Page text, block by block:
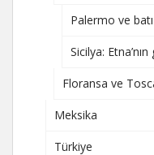
Palermo ve
Sicilya:
Floransa ve
Meksika
Türkiye